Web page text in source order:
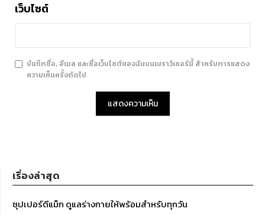
เว็บไซต์
บันทึกชื่อ, อีเมล และชื่อเว็บไซต์ของฉันบนเบราว์เซอร์นี้ สำหรับการแสดง
ความเห็นครั้งถัดไป
เรื่องล่าสุด
ซุปเปอร์ดีแม็ก ดูแลร่างกายให้พร้อมสำหรับทุกวัน